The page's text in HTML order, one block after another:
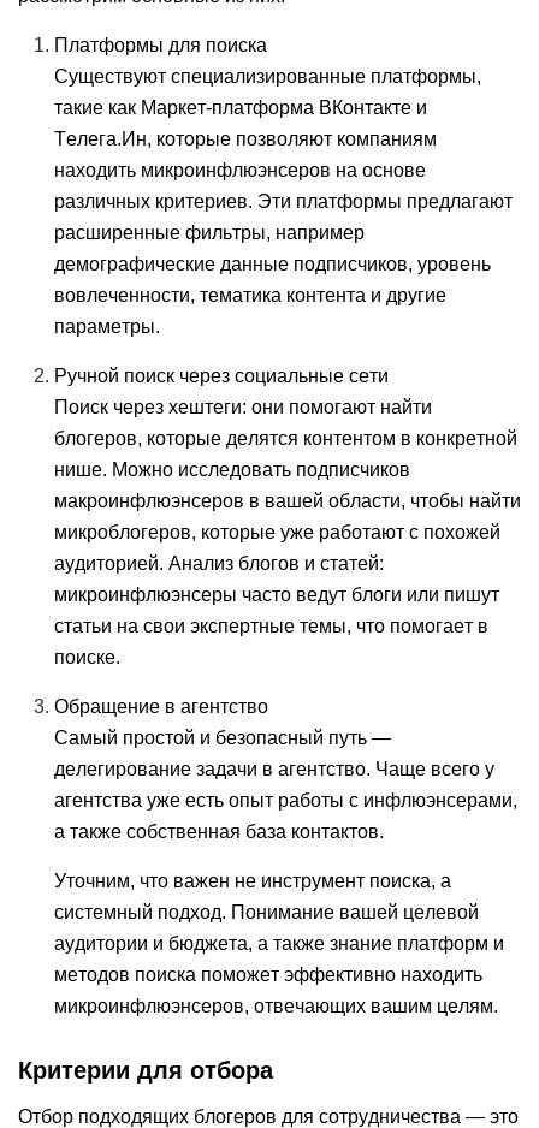
Платформы для поиска
Существуют специализированные платформы,
такие как Маркет-платформа ВКонтакте и
Телега.Ин, которые позволяют компаниям
находить микроинфлюэнсеров на основе
различных критериев. Эти платформы предлагают
расширенные фильтры, например
демографические данные подписчиков, уровень
вовлеченности, тематика контента и другие
параметры.
Ручной поиск через социальные сети
Поиск через хештеги: они помогают найти
блогеров, которые делятся контентом в конкретной
нише. Можно исследовать подписчиков
макроинфлюэнсеров в вашей области, чтобы найти
микроблогеров, которые уже работают с похожей
аудиторией. Анализ блогов и статей:
микроинфлюэнсеры часто ведут блоги или пишут
статьи на свои экспертные темы, что помогает в
поиске.
Обращение в агентство
Самый простой и безопасный путь —
делегирование задачи в агентство. Чаще всего у
агентства уже есть опыт работы с инфлюэнсерами,
а также собственная база контактов.
Уточним, что важен не инструмент поиска, а
системный подход. Понимание вашей целевой
аудитории и бюджета, а также знание платформ и
методов поиска поможет эффективно находить
микроинфлюэнсеров, отвечающих вашим целям.
Критерии для отбора
Отбор подходящих блогеров для сотрудничества — это